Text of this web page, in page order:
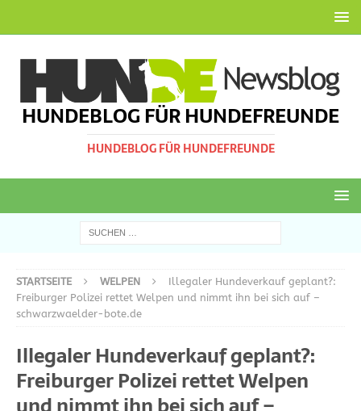
HUNDEBLOG FÜR HUNDEFREUNDE
HUNDEBLOG FÜR HUNDEFREUNDE
STARTSEITE WELPEN
Illegaler Hundeverkauf geplant?:
Freiburger Polizei rettet Welpen und nimmt ihn bei sich auf –
schwarzwaelder-bote.de
Illegaler Hundeverkauf geplant?:
Freiburger Polizei rettet Welpen